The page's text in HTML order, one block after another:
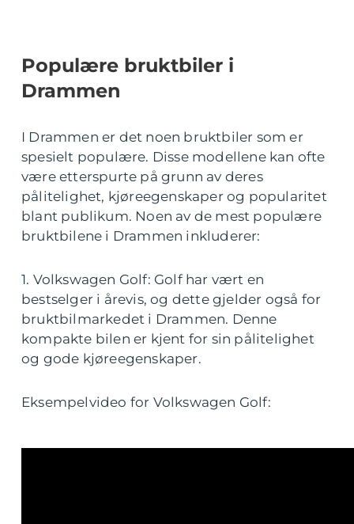
Populære bruktbiler i
Drammen
I Drammen er det noen bruktbiler som er
spesielt populære. Disse modellene kan ofte
være etterspurte på grunn av deres
pålitelighet, kjøreegenskaper og popularitet
blant publikum. Noen av de mest populære
bruktbilene i Drammen inkluderer:
1. Volkswagen Golf: Golf har vært en
bestselger i årevis, og dette gjelder også for
bruktbilmarkedet i Drammen. Denne
kompakte bilen er kjent for sin pålitelighet
og gode kjøreegenskaper.
Eksempelvideo for Volkswagen Golf: